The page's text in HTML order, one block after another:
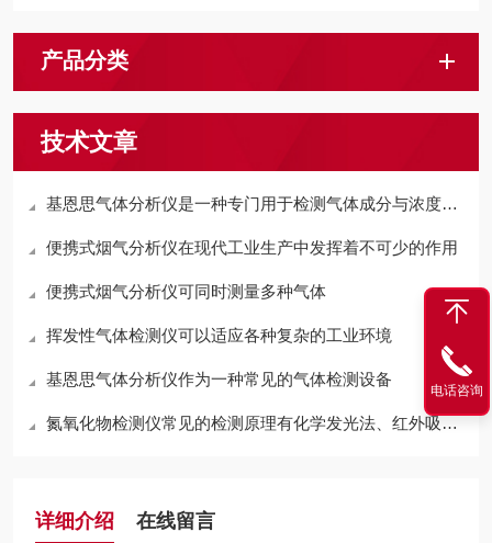
产品分类
技术文章
基恩思气体分析仪是一种专门用于检测气体成分与浓度的设备
便携式烟气分析仪在现代工业生产中发挥着不可少的作用
便携式烟气分析仪可同时测量多种气体
挥发性气体检测仪可以适应各种复杂的工业环境
基恩思气体分析仪作为一种常见的气体检测设备
氮氧化物检测仪常见的检测原理有化学发光法、红外吸收法两种
详细介绍 在线留言
电话咨询